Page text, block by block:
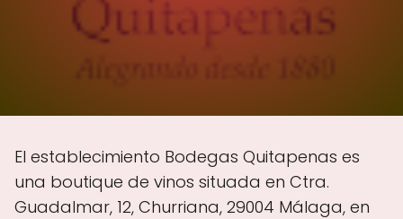
El establecimiento Bodegas Quitapenas es
una boutique de vinos situada en Ctra.
Guadalmar, 12, Churriana, 29004 Málaga, en